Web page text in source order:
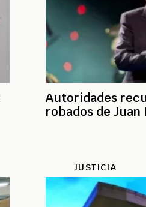
Autoridades
robados de Juan
JUSTICIA